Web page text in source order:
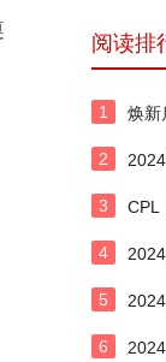
阅读排
1 焕新
2
3 CPL
4
5
6